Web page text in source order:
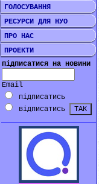
ГОЛОСУВАННЯ
РЕСУРСИ ДЛЯ НУО
ПРО НАС
ПРОЕКТИ
підписатися на новини
Email
підписатись
відписатись